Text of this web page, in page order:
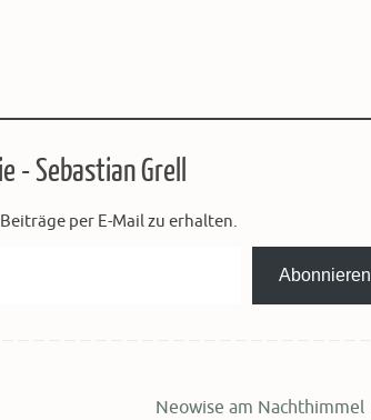
Sebastian Grell
per E-Mail zu erhalten.
Abonnieren
Neowise am Nachthimmel